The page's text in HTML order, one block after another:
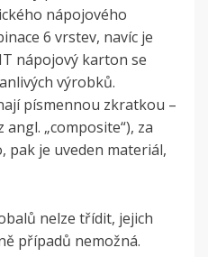
nápojového
6 vrstev, navíc je
nápojový karton se
výrobků.
písmennou zkratkou –
„composite“), za
pak je uveden materiál,
nelze třídit, jejich
případů nemožná.